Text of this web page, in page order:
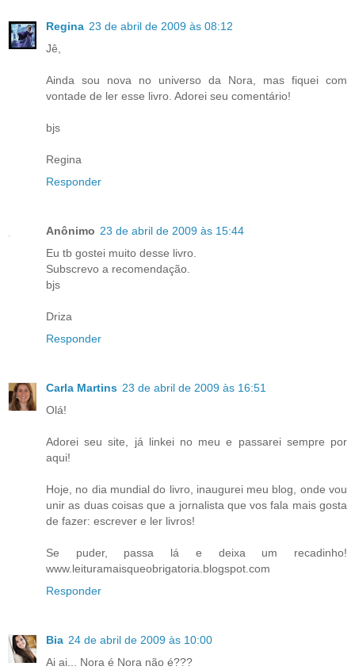
Regina 23 de abril de 2009 às 08:12
Jê,
Ainda sou nova no universo da Nora, mas fiquei com
vontade de ler esse livro. Adorei seu comentário!
bjs
Regina
Responder
Anônimo 23 de abril de 2009 às 15:44
Eu tb gostei muito desse livro.
Subscrevo a recomendação.
bjs
Driza
Responder
Carla Martins 23 de abril de 2009 às 16:51
Olá!
Adorei seu site, já linkei no meu e passarei sempre por
aqui!
Hoje, no dia mundial do livro, inaugurei meu blog, onde vou
unir as duas coisas que a jornalista que vos fala mais gosta
de fazer: escrever e ler livros!
Se puder, passa lá e deixa um recadinho!
www.leituramaisqueobrigatoria.blogspot.com
Responder
Bia 24 de abril de 2009 às 10:00
Ai ai... Nora é Nora não é???